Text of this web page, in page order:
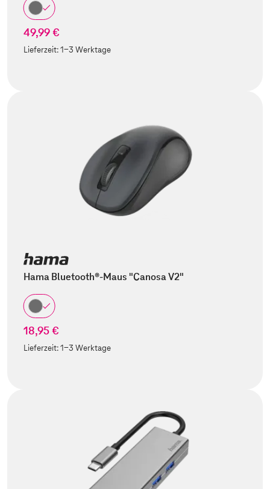
49,99 €
Lieferzeit:1-3 Werktage
Hama Bluetooth®-Maus "Canosa V2"
18,95 €
Lieferzeit:1-3 Werktage